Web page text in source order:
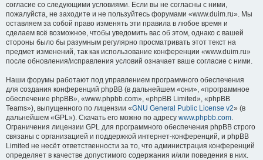
согласие со следующими условиями. Если вы не согласны с ними,
пожалуйста, не заходите и не пользуйтесь форумами «www.duim.ru». Мы
оставляем за собой право изменять эти правила в любое время и
сделаем всё возможное, чтобы уведомить вас об этом, однако с вашей
стороны было бы разумным регулярно просматривать этот текст на
предмет изменений, так как использование конференции «www.duim.ru»
после обновления/исправления условий означает ваше согласие с ними.
Наши форумы работают под управлением программного обеспечения
для создания конференций phpBB (в дальнейшем «они», «программное
обеспечение phpBB», «www.phpbb.com», «phpBB Limited», «phpBB
Teams»), выпущенного по лицензии «GNU General Public License v2» (в
дальнейшем «GPL»). Скачать его можно по адресу www.phpbb.com.
Ограничения лицензии GPL для программного обеспечения phpBB строго
связаны с организацией и поддержкой интернет-конференций, и phpBB
Limited не несёт ответственности за то, что администрация конференций
определяет в качестве допустимого содержания и/или поведения в них.